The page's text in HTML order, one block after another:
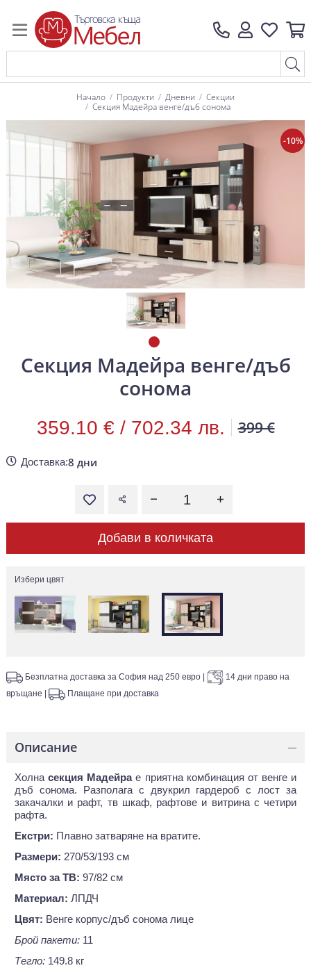
Начало Продукти Дневни
Секции
Секция Мадейра венге/дъб сонома
-10%
Секция Мадейра венге/дъб
сонома
359.10 € / 702.34 лв. 399 €
Доставка:8 дни
Добави в количката
Избери цвят
Безплатна доставка за София над 250 евро
14 дни право на
връщане
Плащане при доставка
Описание —
Холнасекция Мадейрае приятна комбинация от венге и
дъб сонома. Разполага с двукрил гардероб с лост за
закачалки и рафт, тв шкаф, рафтове и витрина с четири
рафта.
Екстри: Плавно затваряне на вратите.
Размери: 270/53/193 см
Място за ТВ: 97/82 см
Материал: ЛПДЧ
Цвят: Венге корпус/дъб сонома лице
Брой пакети: 11
Тегло: 149.8 кг